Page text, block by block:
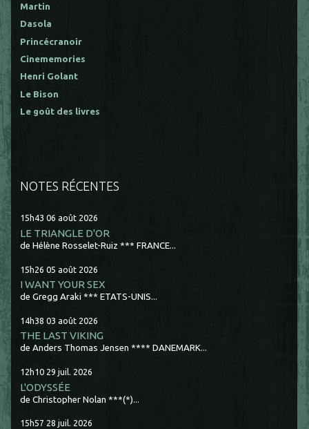
Martin
Dasola
Princécranoir
Cinememories
Henri Golant
Le Bison
Le goût des livres
NOTES RÉCENTES
15h43 06 août 2026
LE TRIANGLE D'OR
de Hélène Rosselet-Ruiz *** FRANCE...
15h26 05 août 2026
I WANT YOUR SEX
de Gregg Araki *** ETATS-UNIS...
14h38 03 août 2026
THE LAST VIKING
de Anders Thomas Jensen **** DANEMARK...
12h10 29 juil. 2026
L'ODYSSÉE
de Christopher Nolan ***(*)...
15h57 28 juil. 2026